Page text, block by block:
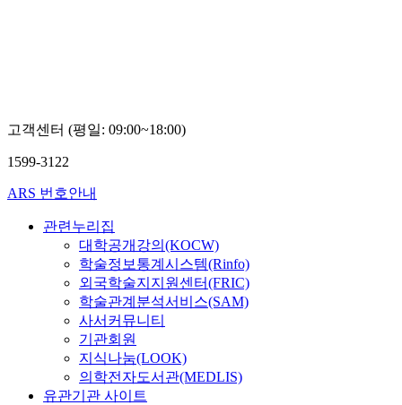
고객센터 (평일: 09:00~18:00)
1599-3122
ARS 번호안내
관련누리집
대학공개강의(KOCW)
학술정보통계시스템(Rinfo)
외국학술지지원센터(FRIC)
학술관계분석서비스(SAM)
사서커뮤니티
기관회원
지식나눔(LOOK)
의학전자도서관(MEDLIS)
유관기관 사이트